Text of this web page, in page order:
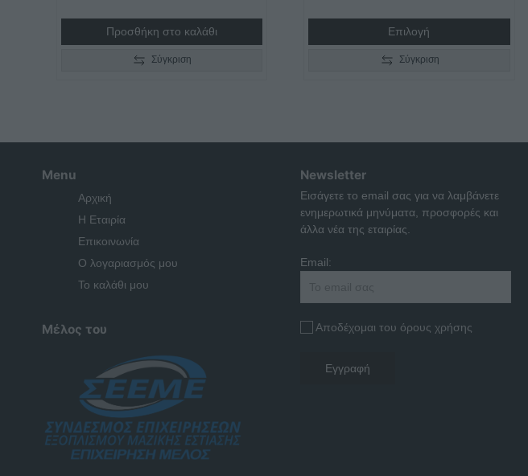
Προσθήκη στο καλάθι
Σύγκριση
Επιλογή
Σύγκριση
Menu
Αρχική
Η Εταιρία
Επικοινωνία
Ο λογαριασμός μου
Το καλάθι μου
Μέλος του
Newsletter
Εισάγετε το email σας για να λαμβάνετε
ενημερωτικά μηνύματα, προσφορές και
άλλα νέα της εταιρίας.
Email:
Αποδέχομαι του όρους χρήσης